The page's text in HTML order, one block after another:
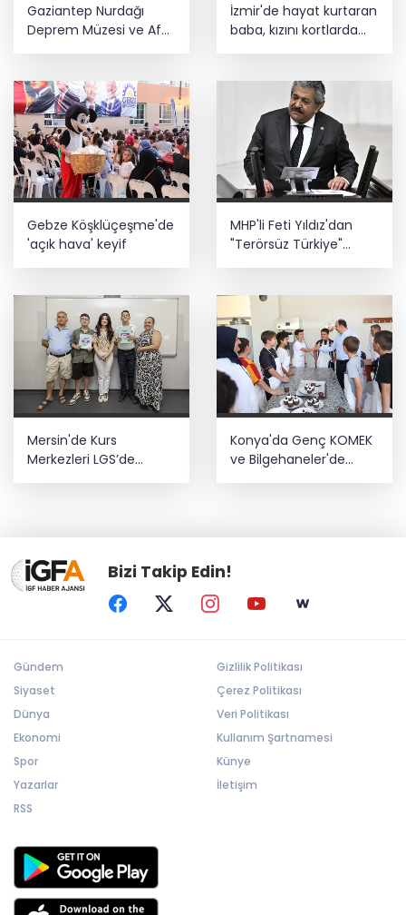
Gaziantep Nurdağı
Deprem Müzesi ve Afet
İzmir'de hayat kurtaran
baba, kızını kortlarda
Gebze Köşklüçeşme'de
'açık hava' keyif
MHP'li Feti Yıldız'dan
"Terörsüz Türkiye"
mesajı: Yasal
sonuç üretecek
Mersin'de Kurs
Merkezleri LGS’de
Konya'da Genç KOMEK
ve Bilgehaneler'de
Bizi Takip Edin!
Gündem
Siyaset
Dünya
Ekonomi
Spor
Yazarlar
RSS
Gizlilik Politikası
Çerez Politikası
Veri Politikası
Kullanım Şartnamesi
Künye
İletişim